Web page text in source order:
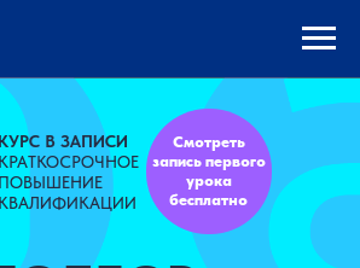
КУРС В ЗАПИСИ
КРАТКОСРОЧНОЕ
ПОВЫШЕНИЕ
КВАЛИФИКАЦИИ
Смотреть
запись первого
урока
бесплатно